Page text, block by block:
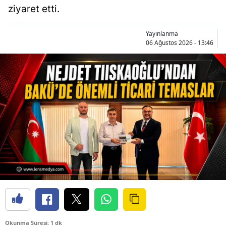
ziyaret etti.
Yayınlanma
06 Ağustos 2026 - 13:46
Okunma Süresi: 1 dk